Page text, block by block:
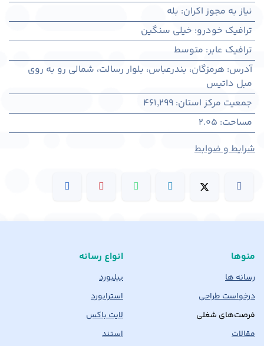
نیاز به مجوز اکران: بله
ترافیک خودرو: خیلی سنگین
ترافیک عابر: متوسط
آدرس: هرمزگان، بندرعباس، بلوار رسالت، شمالی رو به روی
مبل داتیس
جمعیت مرکز استان:
461,299
مساحت:
2.05
شرایط و ضوابط
منوها
رسانه ها
درخواست طراحی
فرصت‌های شغلی
مقالات
انواع رسانه
بیلبورد
استرابورد
لایت باکس
استند